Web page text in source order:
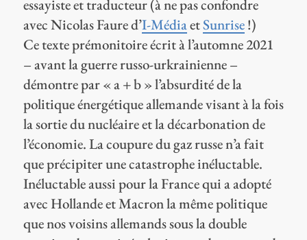
essayiste et traducteur (à ne pas confondre
avec Nicolas Faure d’I-MédiaetSunrise!)
Ce texte prémonitoire écrit à l’automne 2021
– avant la guerre russo-urkrainienne –
démontre par « a + b » l’absurdité de la
politique énergétique allemande visant à la fois
la sortie du nucléaire et la décarbonation de
l’économie. La coupure du gaz russe n’a fait
que précipiter une catastrophe inéluctable.
Inéluctable aussi pour la France qui a adopté
avec Hollande et Macron la même politique
que nos voisins allemands sous la double